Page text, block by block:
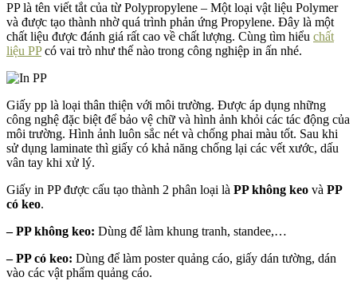
PP là tên viết tắt của từ Polypropylene – Một loại vật liệu Polymer
và được tạo thành nhờ quá trình phản ứng Propylene. Đây là một
chất liệu được đánh giá rất cao về chất lượng. Cùng tìm hiểu chất
liệu PPcó vai trò như thế nào trong công nghiệp in ấn nhé.
Giấy pp là loại thân thiện với môi trường. Được áp dụng những
công nghệ đặc biệt để bảo vệ chữ và hình ảnh khỏi các tác động của
môi trường. Hình ảnh luôn sắc nét và chống phai màu tốt. Sau khi
sử dụng laminate thì giấy có khả năng chống lại các vết xước, dấu
vân tay khi xử lý.
Giấy in PP được cấu tạo thành 2 phân loại là PP không keo và PP
có keo.
– PP không keo: Dùng để làm khung tranh, standee,…
– PP có keo: Dùng để làm poster quảng cáo, giấy dán tường, dán
vào các vật phẩm quảng cáo.